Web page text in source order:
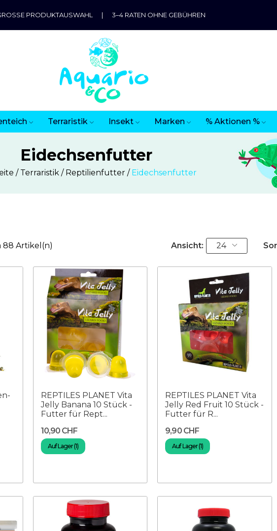
PRODUKTAUSWAHL | 3–4 RATEN OHNE GEBÜHREN
Terraristik Insekt Marken % Aktionen %
Eidechsenfutter
Terraristik Reptilienfutter Eidechsenfutter
88 Artikel(n) Ansicht: 24
REPTILES PLANET Vita
Jelly Banana 10 Stück -
Futter für Rept...
10,90 CHF
Auf Lager (1)
REPTILES PLANET Vita
Jelly Red Fruit 10 Stück -
Futter für R...
9,90 CHF
Auf Lager (1)